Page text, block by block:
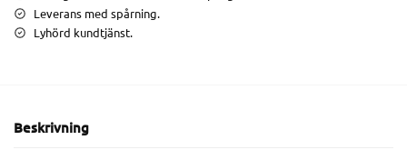
Leverans med spårning.
Lyhörd kundtjänst.
Beskrivning